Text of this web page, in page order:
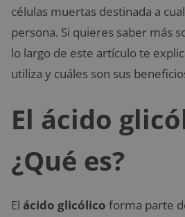
células muertas destinada a
persona. Si quieres saber más
lo largo de este artículo te
utiliza y cuáles son sus
El ácido
¿Qué es?
El ácido glicólico forma parte